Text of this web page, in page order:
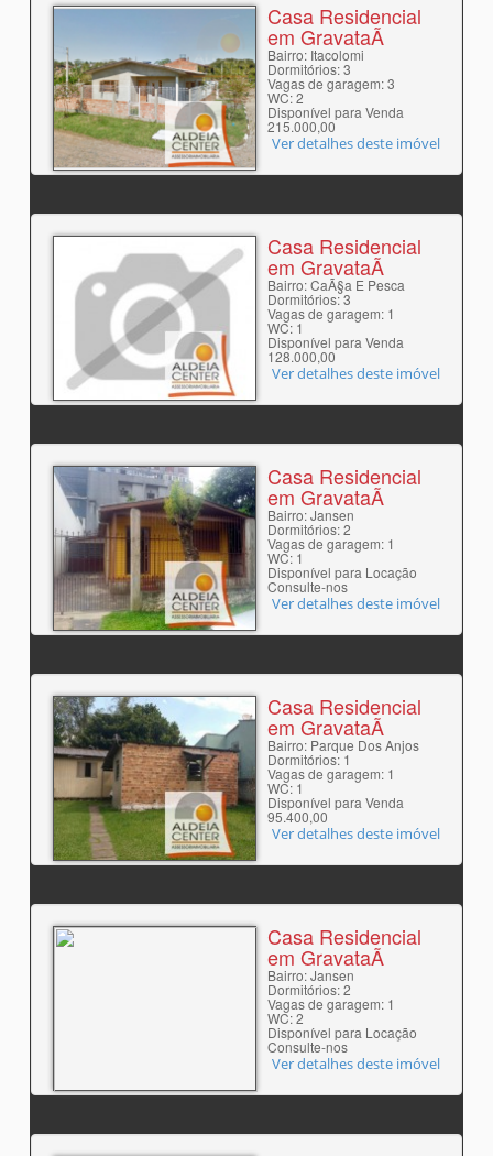
Casa Residencial
em GravataÃ­
Bairro: Itacolomi
Dormitórios: 3
Vagas de garagem: 3
WC: 2
Disponível para Venda
215.000,00
Ver detalhes deste imóvel
Casa Residencial
em GravataÃ­
Bairro: CaÃ§a E Pesca
Dormitórios: 3
Vagas de garagem: 1
WC: 1
Disponível para Venda
128.000,00
Ver detalhes deste imóvel
Casa Residencial
em GravataÃ­
Bairro: Jansen
Dormitórios: 2
Vagas de garagem: 1
WC: 1
Disponível para Locação
Consulte-nos
Ver detalhes deste imóvel
Casa Residencial
em GravataÃ­
Bairro: Parque Dos Anjos
Dormitórios: 1
Vagas de garagem: 1
WC: 1
Disponível para Venda
95.400,00
Ver detalhes deste imóvel
Casa Residencial
em GravataÃ­
Bairro: Jansen
Dormitórios: 2
Vagas de garagem: 1
WC: 2
Disponível para Locação
Consulte-nos
Ver detalhes deste imóvel